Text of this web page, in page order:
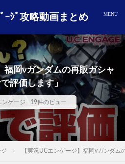
ｰｼﾞ攻略動画まとめ
福岡νガンダムの再販ガシャ
評価します」
ンゲージ 19件のビュー
【実況UCエンゲージ】福岡νガンダ